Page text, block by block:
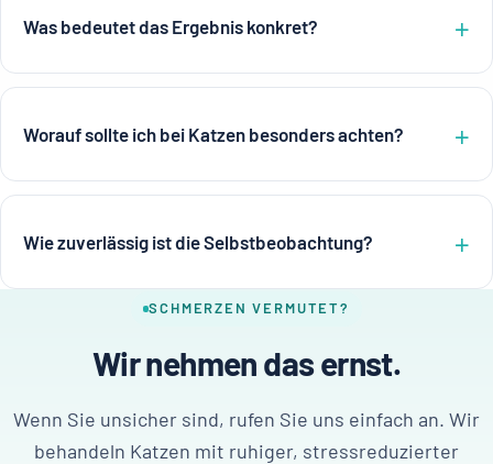
Was bedeutet das Ergebnis konkret?
Worauf sollte ich bei Katzen besonders achten?
Wie zuverlässig ist die Selbstbeobachtung?
SCHMERZEN VERMUTET?
Wir nehmen das ernst.
Wenn Sie unsicher sind, rufen Sie uns einfach an. Wir
behandeln Katzen mit ruhiger, stressreduzierter